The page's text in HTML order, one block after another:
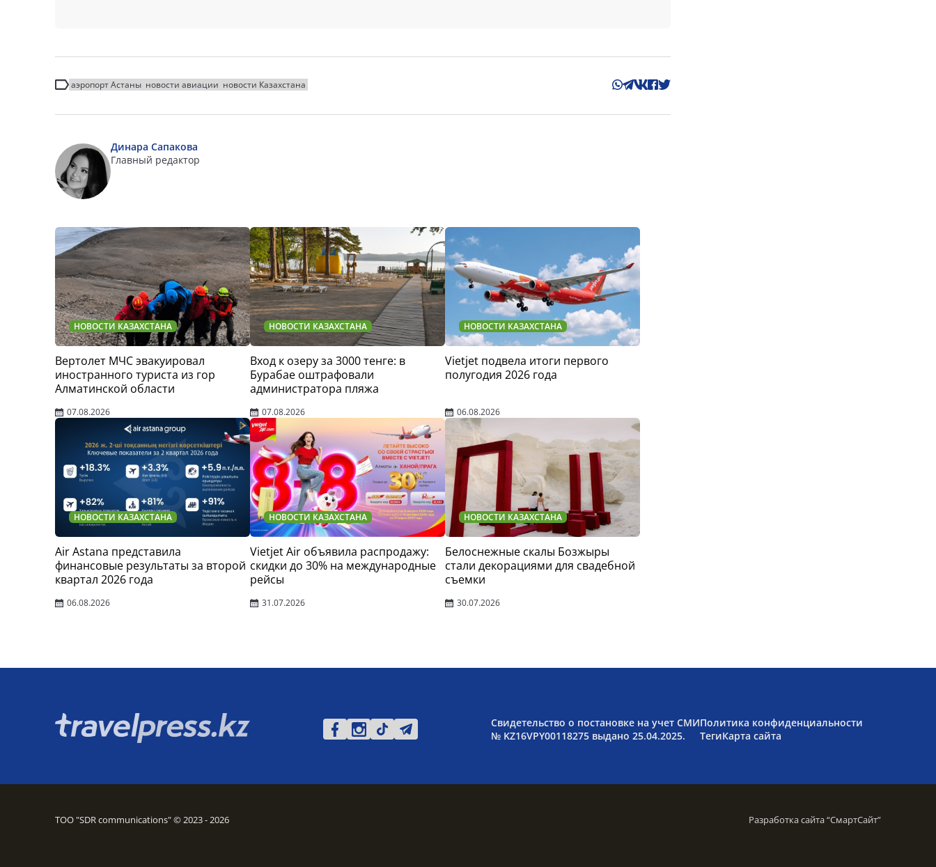
аэропорт Астаны новости авиации новости Казахстана
Динара Сапакова
Главный редактор
НОВОСТИ КАЗАХСТАНА
Вертолет МЧС эвакуировал
иностранного туриста из гор
Алматинской области
07.08.2026
НОВОСТИ КАЗАХСТАНА
Вход к озеру за 3000 тенге: в
Бурабае оштрафовали
администратора пляжа
07.08.2026
НОВОСТИ КАЗАХСТАНА
Vietjet подвела итоги первого
полугодия 2026 года
06.08.2026
НОВОСТИ КАЗАХСТАНА
Air Astana представила
финансовые результаты за второй
квартал 2026 года
06.08.2026
НОВОСТИ КАЗАХСТАНА
Vietjet Air объявила распродажу:
скидки до 30% на международные
рейсы
31.07.2026
НОВОСТИ КАЗАХСТАНА
Белоснежные скалы Бозжыры
стали декорациями для свадебной
съемки
30.07.2026
Свидетельство о постановке на учет СМИ
№ KZ16VPY00118275 выдано 25.04.2025.
Политика конфиденциальности
ТегиКарта сайта
ТОО "SDR communications" © 2023 - 2026 Разработка сайта “СмартСайт”